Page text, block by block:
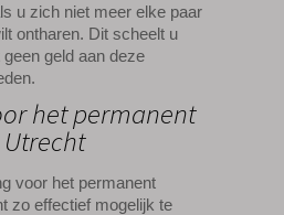
u zich niet meer elke paar
ontharen. Dit scheelt u
geld aan deze
het permanent
voor het permanent
zo effectief mogelijk te